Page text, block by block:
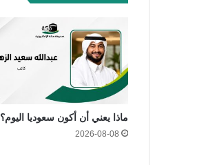
ماذا يعني أن أكون سعوديا اليوم؟
2026-08-08